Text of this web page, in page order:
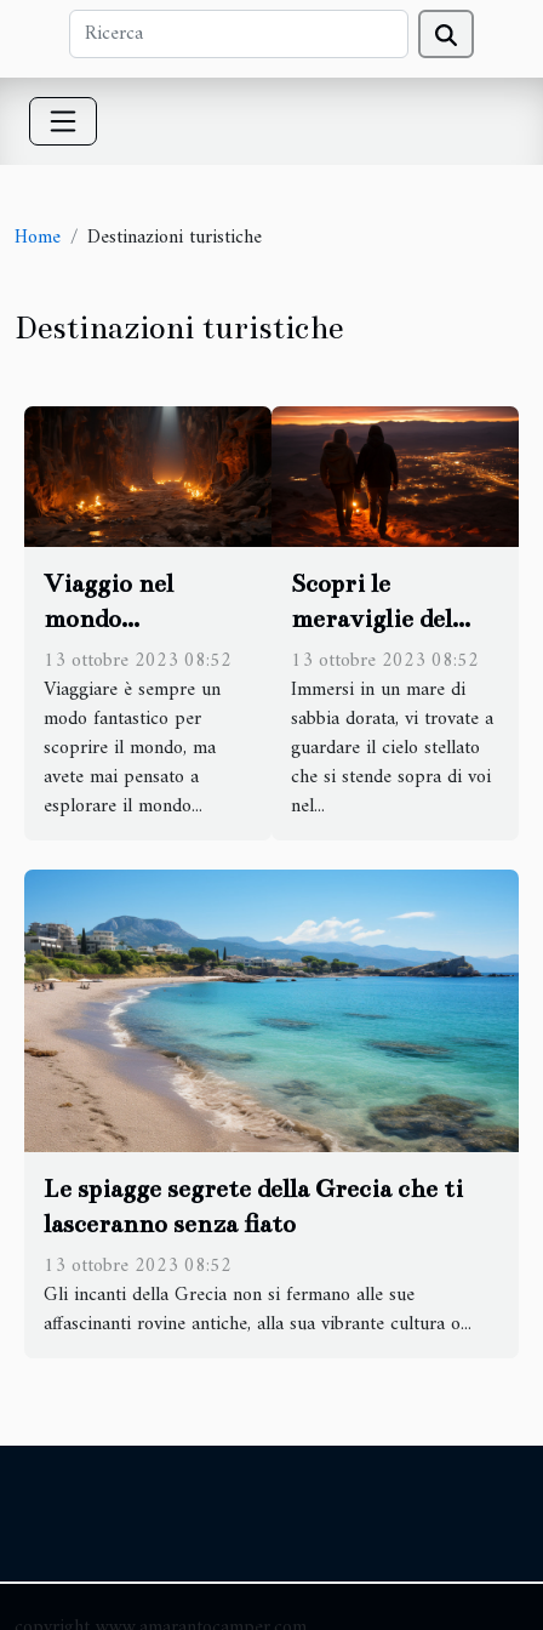
Home Destinazioni turistiche
Destinazioni turistiche
Viaggio nel
mondo
sotterraneo:
esplorare le
grotte più
affascinanti
13 ottobre 2023 08:52
Viaggiare è sempre un
modo fantastico per
scoprire il mondo, ma
avete mai pensato a
esplorare il mondo...
Scopri le
meraviglie del
trekking
notturno nel
deserto del Sahara
13 ottobre 2023 08:52
Immersi in un mare di
sabbia dorata, vi trovate a
guardare il cielo stellato
che si stende sopra di voi
nel...
Le spiagge segrete della Grecia che ti
lasceranno senza fiato
13 ottobre 2023 08:52
Gli incanti della Grecia non si fermano alle sue
affascinanti rovine antiche, alla sua vibrante cultura o...